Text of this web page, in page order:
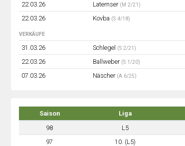
22.03.26
Laternser (M 2/21)
22.03.26
Kovba (S 4/18)
VERKÄUFE
31.03.26 Schlegel (S 2/21)
22.03.26
Ballweber (S 1/20)
07.03.26
Näscher (A 6/25)
Saison Liga
98
L5
97
10. (L5)